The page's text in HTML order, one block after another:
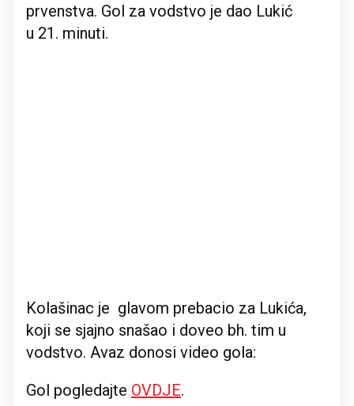
prvenstva. Gol za vodstvo je dao Lukić
u 21. minuti.
Kolašinac je glavom prebacio za Lukića,
koji se sjajno snašao i doveo bh. tim u
vodstvo. Avaz donosi video gola:
Gol pogledajte OVDJE.